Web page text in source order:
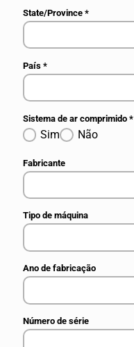
State/Province*
País*
Sistema de ar comprimido*
Sim Não
Fabricante
Tipo de máquina
Ano de fabricação
Número de série